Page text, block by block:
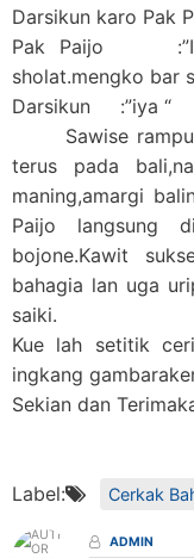
Darsikun karo Pak
Pak Paijo :”Iya
sholat.mengko bar
Darsikun :”iya “
Sawise
terus pada
maning,amargi
Paijo langsung
bojone.Kawit
bahagia lan uga
saiki.
Kue lah setitik
ingkang
Sekian dan
Label: Cerkak
ADMIN